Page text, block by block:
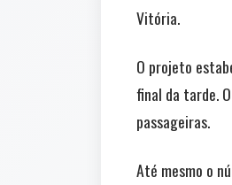
Vitória.
O projeto
final da tarde.
passageiras.
Até mesmo o